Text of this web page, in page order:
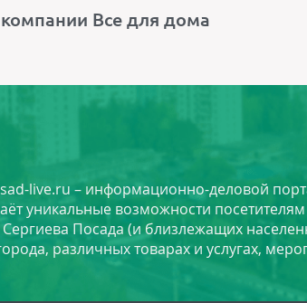
Все для дома
live.ru – информационно-деловой
уникальные возможности
Посада (и близлежащих
различных товарах и услугах,